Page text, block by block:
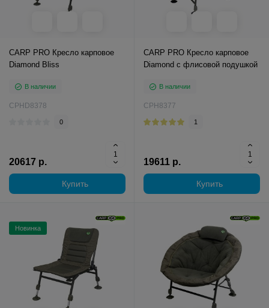
CARP PRO Кресло карповое
Diamond Bliss
В наличии
CPHD8378
0
20617 р.
Купить
CARP PRO Кресло карповое
Diamond c флисовой подушкой
В наличии
CPH8377
1
19611 р.
Купить
Новинка